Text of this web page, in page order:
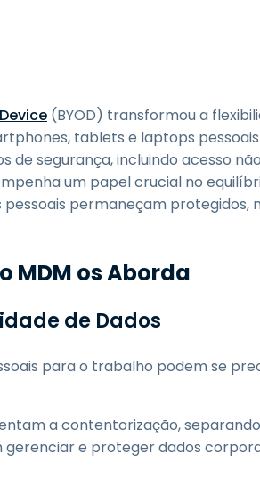
(BYOD) transformou a
tablets e laptops
segurança, incluindo acesso
um papel crucial no
permaneçam protegidos,
MDM os Aborda
de Dados
para o trabalho podem se
a contentorização,
gerenciar e proteger dados